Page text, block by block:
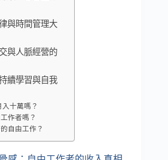
與時間管理大
與人脈經營的
續學習與自我
十萬嗎？
作者嗎？
自由工作？